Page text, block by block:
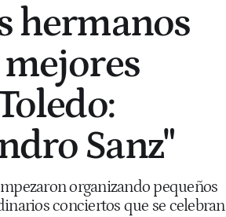
hermanos
Sanz"
organizando pequeños
conciertos que se celebran